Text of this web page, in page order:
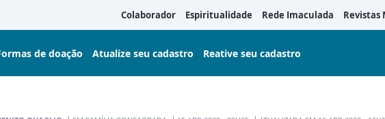
Colaborador Espiritualidade Rede Imaculada Revistas
de doação Atualize seu cadastro Reative seu cadastro